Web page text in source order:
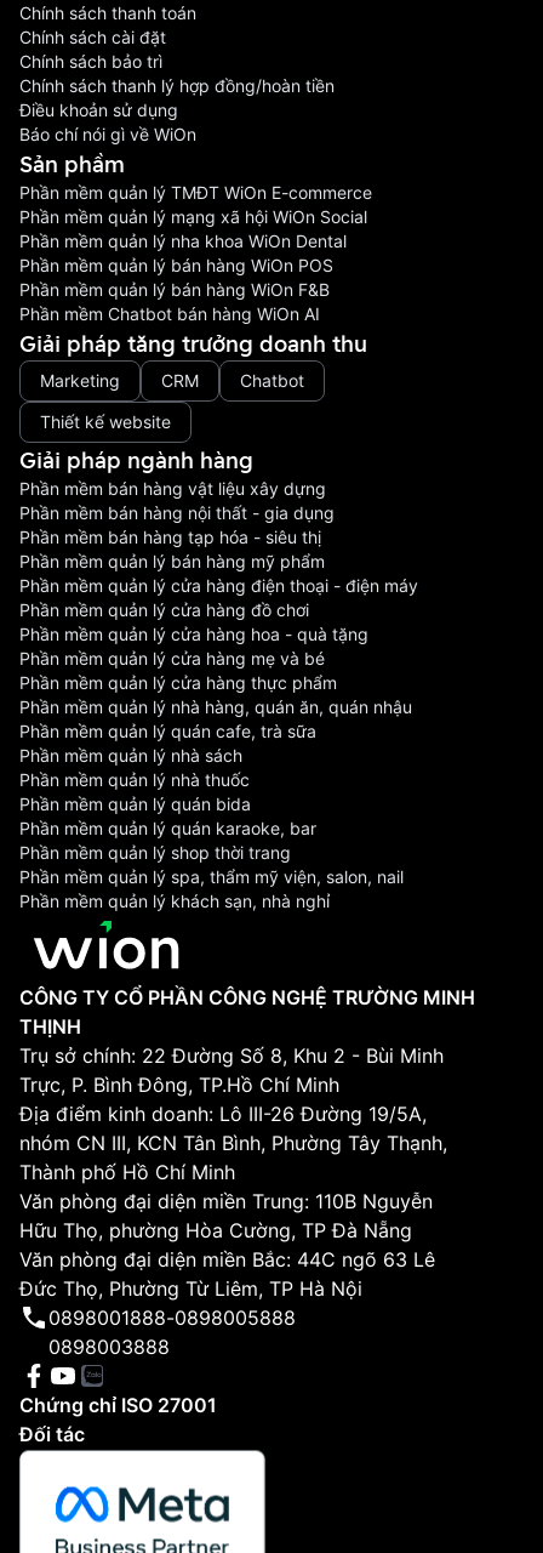
Chính sách thanh toán
Chính sách cài đặt
Chính sách bảo trì
Chính sách thanh lý hợp đồng/hoàn tiền
Điều khoản sử dụng
Báo chí nói gì về WiOn
Sản phầm
Phần mềm quản lý TMĐT WiOn E-commerce
Phần mềm quản lý mạng xã hội WiOn Social
Phần mềm quản lý nha khoa WiOn Dental
Phần mềm quản lý bán hàng WiOn POS
Phần mềm quản lý bán hàng WiOn F&B
Phần mềm Chatbot bán hàng WiOn AI
Giải pháp tăng trưởng doanh thu
Marketing CRM
Chatbot
Thiết kế website
Giải pháp ngành hàng
Phần mềm bán hàng vật liệu xây dựng
Phần mềm bán hàng nội thất - gia dụng
Phần mềm bán hàng tạp hóa - siêu thị
Phần mềm quản lý bán hàng mỹ phẩm
Phần mềm quản lý cửa hàng điện thoại - điện máy
Phần mềm quản lý cửa hàng đồ chơi
Phần mềm quản lý cửa hàng hoa - quà tặng
Phần mềm quản lý cửa hàng mẹ và bé
Phần mềm quản lý cửa hàng thực phẩm
Phần mềm quản lý nhà hàng, quán ăn, quán nhậu
Phần mềm quản lý quán cafe, trà sữa
Phần mềm quản lý nhà sách
Phần mềm quản lý nhà thuốc
Phần mềm quản lý quán bida
Phần mềm quản lý quán karaoke, bar
Phần mềm quản lý shop thời trang
Phần mềm quản lý spa, thẩm mỹ viện, salon, nail
Phần mềm quản lý khách sạn, nhà nghỉ
CÔNG TY CỔ PHẦN CÔNG NGHỆ TRƯỜNG MINH
THỊNH
Trụ sở chính: 22 Đường Số 8, Khu 2 - Bùi Minh
Trực, P. Bình Đông, TP.Hồ Chí Minh
Địa điểm kinh doanh: Lô III-26 Đường 19/5A,
nhóm CN III, KCN Tân Bình, Phường Tây Thạnh,
Thành phố Hồ Chí Minh
Văn phòng đại diện miền Trung: 110B Nguyễn
Hữu Thọ, phường Hòa Cường, TP Đà Nẵng
Văn phòng đại diện miền Bắc: 44C ngõ 63 Lê
Đức Thọ, Phường Từ Liêm, TP Hà Nội
0898001888-0898005888
0898003888
Chứng chỉ ISO 27001
Đối tác